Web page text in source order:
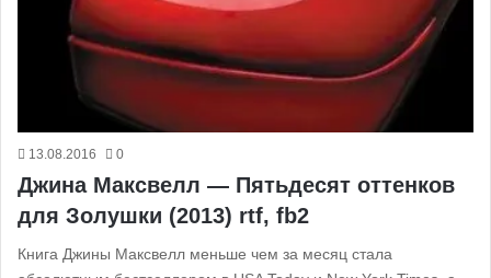
13.08.2016 0
Джина Максвелл — Пятьдесят оттенков
для Золушки (2013) rtf, fb2
Книга Джины Максвелл меньше чем за месяц стала